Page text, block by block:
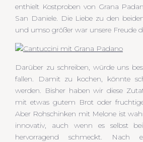
enthielt Kostproben von Grana
San Daniele. Die Liebe zu den
und umso größer war unsere Freude
Darüber zu schreiben, würde uns
fallen. Damit zu kochen, könnte
werden. Bisher haben wir diese
mit etwas gutem Brot oder
Aber Rohschinken mit Melone ist
innovativ, auch wenn es selbst
hervorragend schmeckt. Nach